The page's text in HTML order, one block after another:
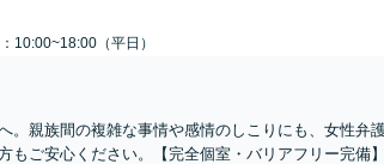
10:00~18:00（平日）
。親族間の複雑な事情や感情のしこりにも、女性弁
ご安心ください。【完全個室・バリアフリー完備】